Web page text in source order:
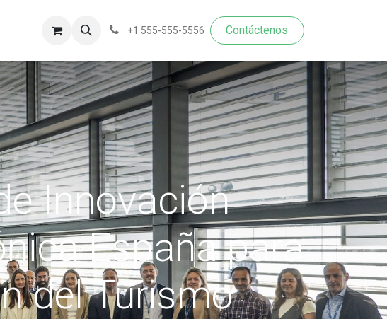
+1 555-555-5556 Contáctenos​​​​
Innovación
España para
del Turismo